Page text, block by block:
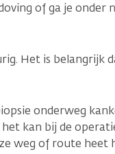
of ga je onder
Het is belangrijk
onderweg
kan bij de
weg of route heet